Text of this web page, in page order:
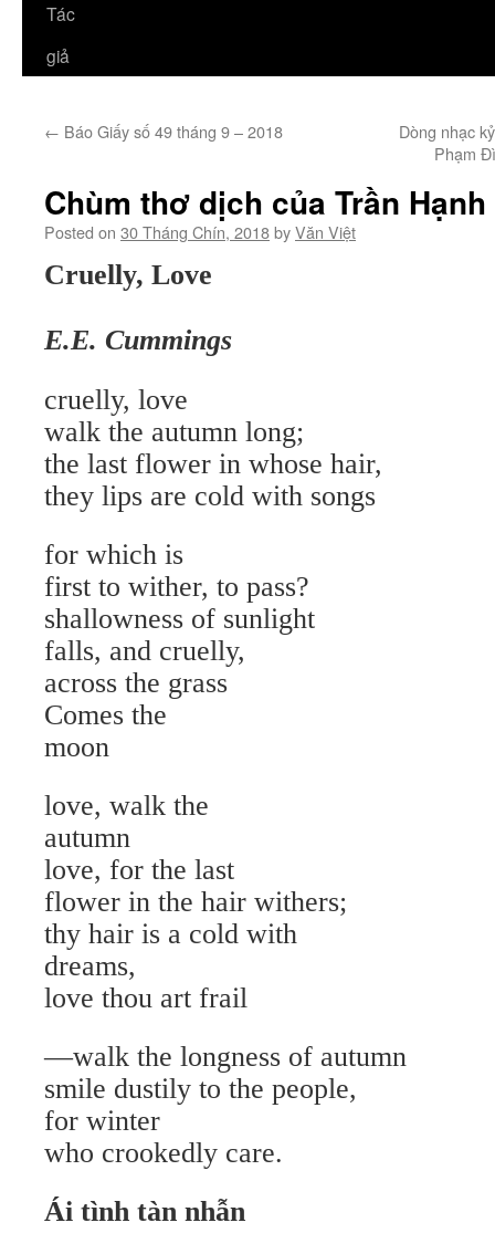
Tác
giả
← Báo Giấy số 49 tháng 9 – 2018
Dòng nhạc
Phạm
Chùm thơ dịch của Trần Hạnh
Posted on 30 Tháng Chín, 2018byVăn Việt
Cruelly, Love
E.E. Cummings
cruelly, love
walk the autumn long;
the last flower in whose hair,
they lips are cold with songs
for which is
first to wither, to pass?
shallowness of sunlight
falls, and cruelly,
across the grass
Comes the
moon
love, walk the
autumn
love, for the last
flower in the hair withers;
thy hair is a cold with
dreams,
love thou art frail
—walk the longness of autumn
smile dustily to the people,
for winter
who crookedly care.
Ái tình tàn nhẫn